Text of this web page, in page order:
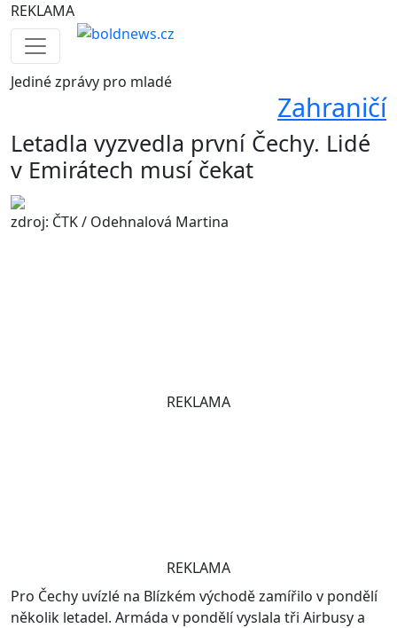
REKLAMA
Jedinézprávy pro mladé
Zahraničí
Letadla vyzvedla první Čechy. Lidé
v Emirátech musí čekat
zdroj: ČTK / Odehnalová Martina
REKLAMA
REKLAMA
Pro Čechy uvízlé na Blízkém východě zamířilo v pondělí
několik letadel. Armáda v pondělí vyslala tři Airbusy a